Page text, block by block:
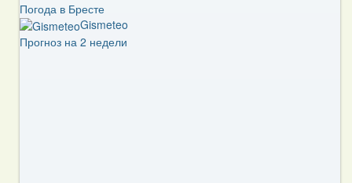
Погода в Бресте
Gismeteo
Прогноз на 2 недели